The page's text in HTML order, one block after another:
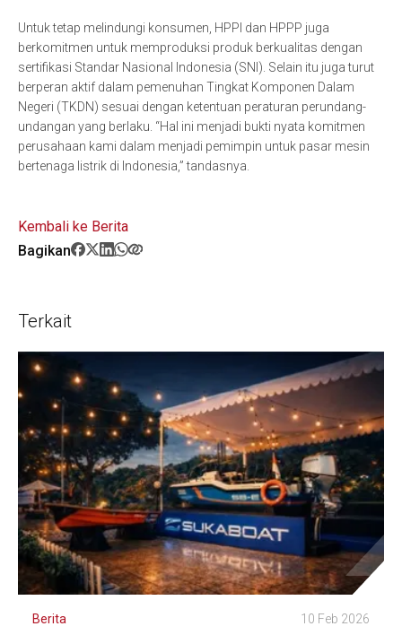
Untuk tetap melindungi konsumen, HPPI dan HPPP juga
berkomitmen untuk memproduksi produk berkualitas dengan
sertifikasi Standar Nasional Indonesia (SNI). Selain itu juga turut
berperan aktif dalam pemenuhan Tingkat Komponen Dalam
Negeri (TKDN) sesuai dengan ketentuan peraturan perundang-
undangan yang berlaku. “Hal ini menjadi bukti nyata komitmen
perusahaan kami dalam menjadi pemimpin untuk pasar mesin
bertenaga listrik di Indonesia,” tandasnya.
Kembali ke Berita
Bagikan
Terkait
Berita 10 Feb 2026